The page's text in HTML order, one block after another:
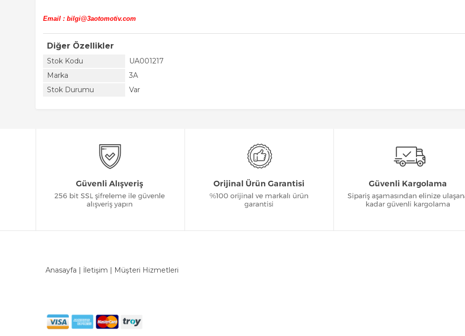
Email : bilgi@3aotomotiv.com
Diğer Özellikler
Stok Kodu
UA001217
Marka
3A
Stok Durumu
Var
Anasayfa | İletişim | Müşteri Hizmetleri